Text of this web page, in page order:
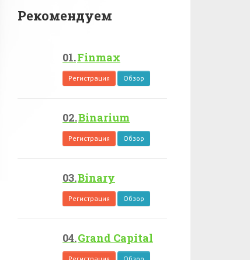
Рекомендуем
Finmax
Регистрация Обзор
Binarium
Регистрация Обзор
Binary
Регистрация Обзор
Grand Capital